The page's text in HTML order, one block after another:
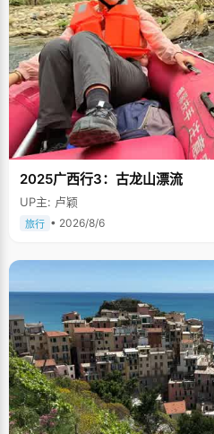
2025广西行3：古龙山漂流
UP主: 卢颖
旅行 • 2026/8/6